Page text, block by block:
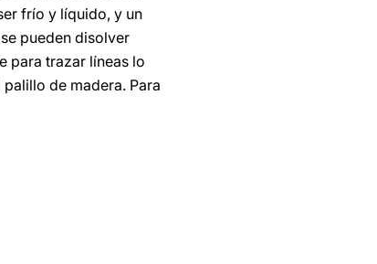
frío y líquido, y un
pueden disolver
para trazar líneas lo
de madera. Para